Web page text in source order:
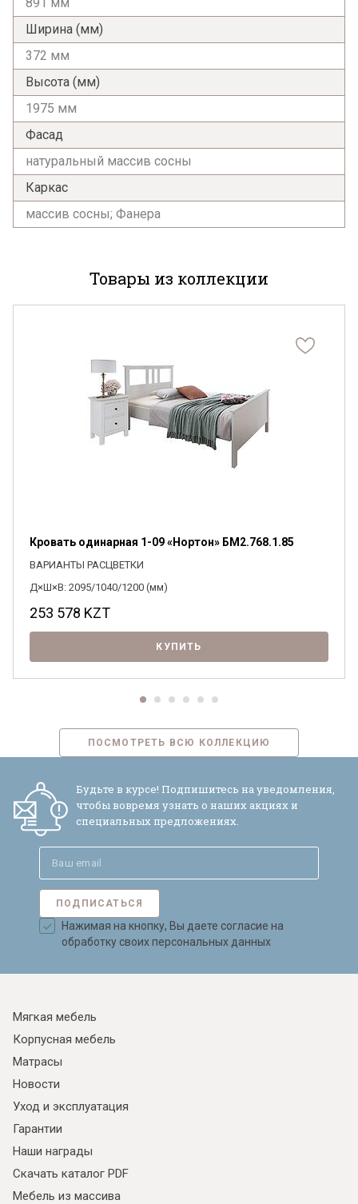
Ширина (мм)
372 мм
Высота (мм)
1975 мм
Фасад
натуральный массив сосны
Каркас
массив сосны; Фанера
Товары из коллекции
Кровать одинарная 1-09 «Нортон» БМ2.768.1.85
ВАРИАНТЫ РАСЦВЕТКИ
Д×Ш×В: 2095/1040/1200 (мм)
253 578 KZT
КУПИТЬ
ПОСМОТРЕТЬ ВСЮ КОЛЛЕКЦИЮ
Будьте в курсе! Подпишитесь на уведомления,
чтобы вовремя узнать о наших акциях и
специальных предложениях.
ПОДПИСАТЬСЯ
Нажимая на кнопку, Вы даете согласие на
обработку своих персональных данных
Мягкая мебель
Корпусная мебель
Матрасы
Новости
Уход и эксплуатация
Гарантии
Наши награды
Скачать каталог PDF
Мебель из массива